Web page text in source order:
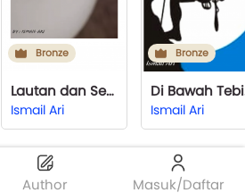
Author Masuk/Daftar
Bronze
Lautan dan Semangkuk Sup
Ismail Ari
Bronze
Di
Ismail Ari